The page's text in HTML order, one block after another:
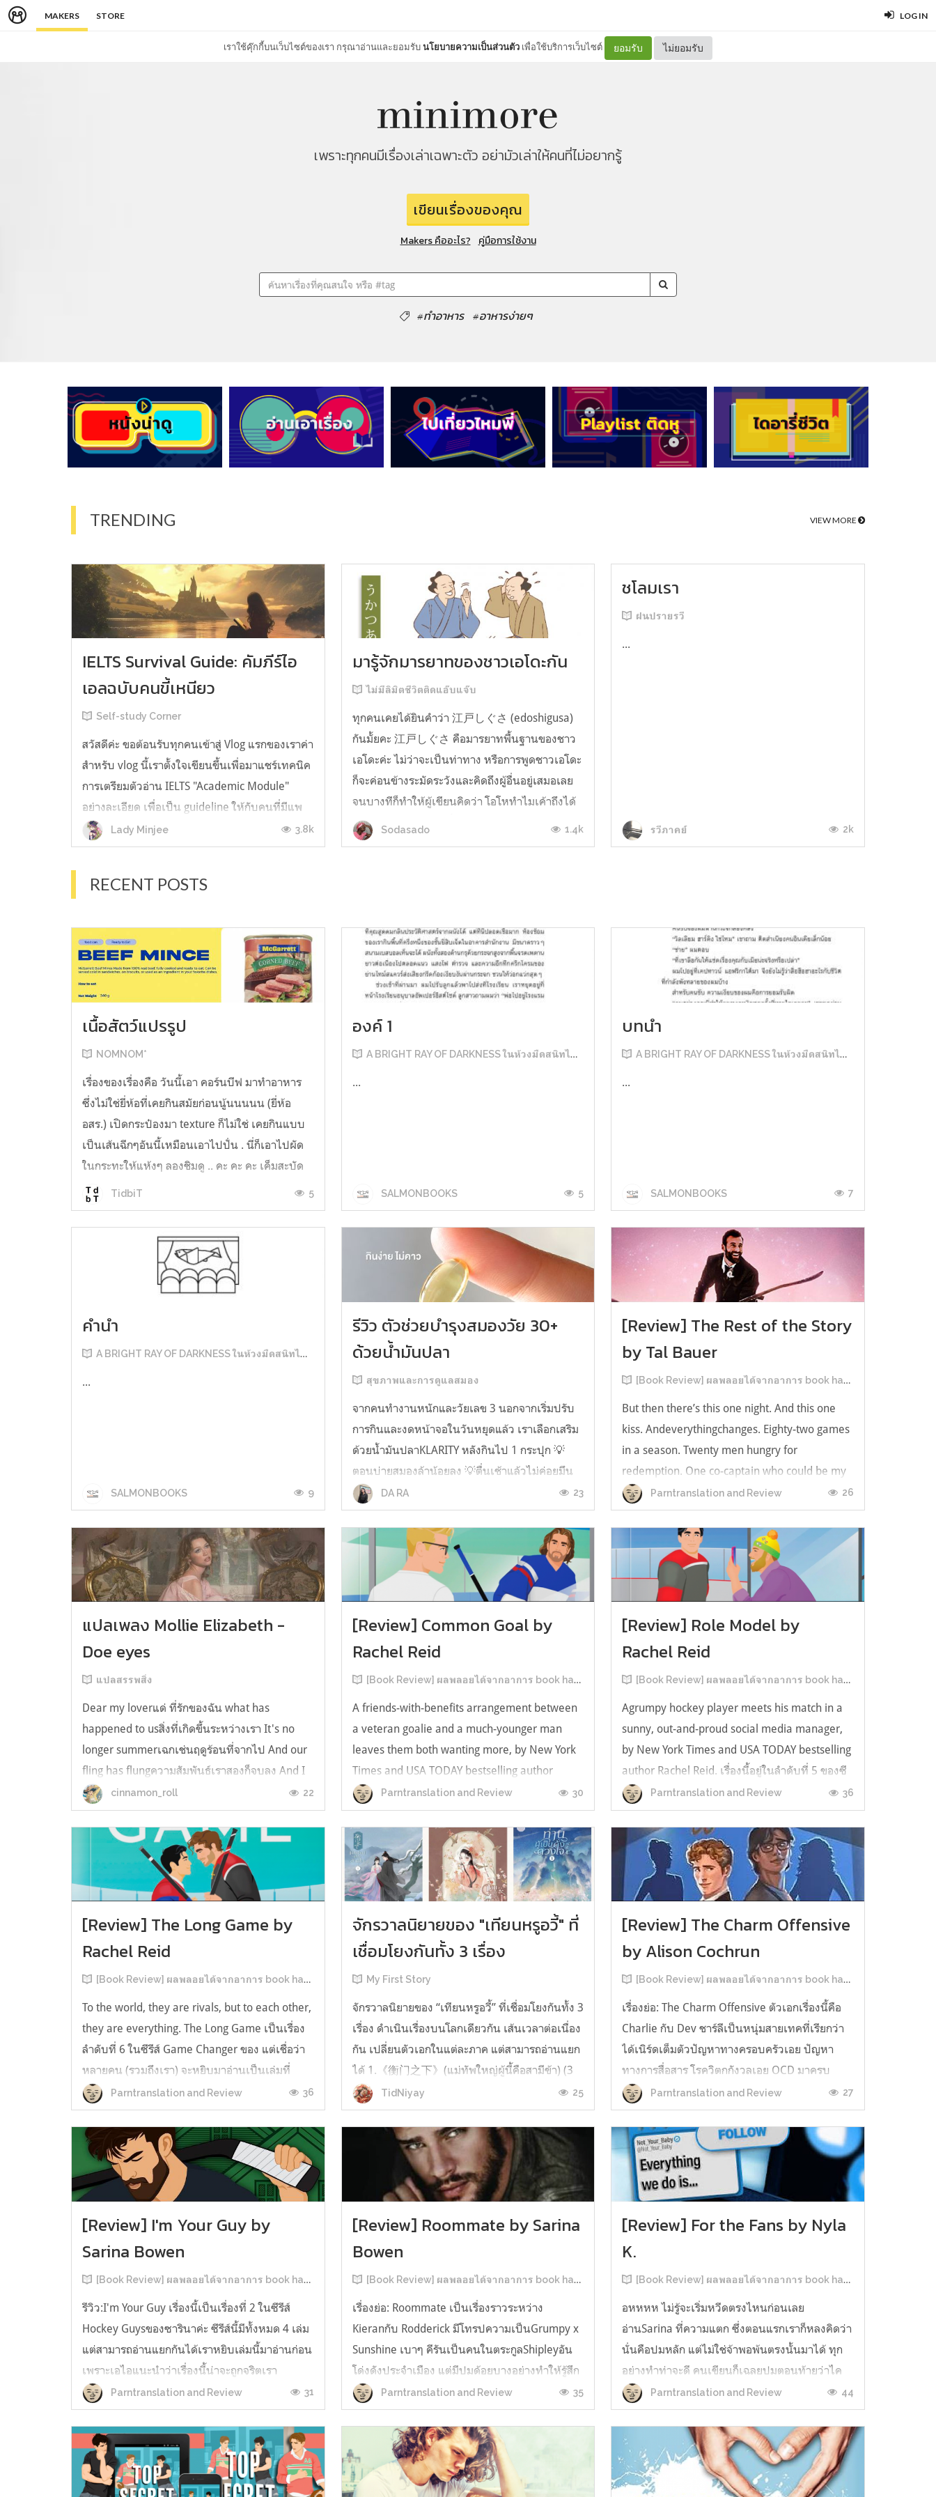
MAKERS STORE LOG IN
เราใช้คุ๊กกี้บนเว็บไซต์ของเรา กรุณาอ่านและยอมรับนโยบายความเป็นส่วนตัว เพื่อใช้บริการเว็บไซต์ ยอมรับ ไม่ยอมรับ
เพราะทุกคนมีเรื่องเล่าเฉพาะตัว อย่ามัวเล่าให้คนที่ไม่อยากรู้
เขียนเรื่องของคุณ
Makers คืออะไร? คู่มือการใช้งาน
#ทำอาหาร #อาหารง่ายๆ
TRENDING VIEW MORE
IELTS Survival Guide: คัมภีร์ไอ
เอลฉบับคนขี้เหนียว
Self-study Corner
สวัสดีค่ะ ขอต้อนรับทุกคนเข้าสู่ Vlog แรกของเราค่า
สำหรับ vlog นี้เราตั้งใจเขียนขึ้นเพื่อมาแชร์เทคนิค
การเตรียมตัวอ่าน IELTS "Academic Module"
อย่างละเอียด เพื่อเป็น guideline ให้กับคนที่มีแพ
ลนจะสอบแต่ไม่รู้ต้องเริ่มตรงไหน หรืออยากจะได้
ข้อมูลเพิ่มเติมมาเสริมความมั่นใจจากที่ตัวเองเรียน
Lady Minjee 3.8k
มารู้จักมารยาทของชาวเอโดะกัน
ไม่มีลิมิตชีวิตติดแอ๊บแจ๊บ
ทุกคนเคยได้ยินคำว่า 江戸しぐさ (edoshigusa)
กันมั้ยคะ 江戸しぐさ คือมารยาทพื้นฐานของชาว
เอโดะค่ะ ไม่ว่าจะเป็นท่าทาง หรือการพูดชาวเอโดะ
ก็จะค่อนข้างระมัดระวังและคิดถึงผู้อื่นอยู่เสมอเลย
จนบางทีก็ทำให้ผู้เขียนคิดว่า โอโหทำไมเค้าถึงได้
คิดถึงคนอื่นได้ขนาดนี้นะอยากรู้มั้ยคะว่าชาวเอโดะ
มารยาทดีขนาดไหน มาลองอ่านกันได้เ...
Sodasado 1.4k
ชโลมเรา
ฝนปรายรวี
...
รวีภาคย์ 2k
RECENT POSTS
เนื้อสัตว์แปรรูป
NOMNOM*
เรื่องของเรื่องคือ วันนี้เอา คอร์นบีฟ มาทำอาหาร
ซึ่งไม่ใช่ยี่ห้อที่เคยกินสมัยก่อนนู้นนนนน (ยี่ห้อ
อสร.) เปิดกระป๋องมา texture ก็ไม่ใช่ เคยกินแบบ
เป็นเส้นฉีกๆอันนี้เหมือนเอาไปปั่น . นี่ก็เอาไปผัด
ในกระทะให้แห้งๆ ลองชิมดู .. คะ คะ คะ เค็มสะบัด
O o" ... แบบใช้โควต้ากินโซเดียมทั้งสัปดาห์
ต้องหาผักนึ่ง ...
TidbiT 5
องค์ 1
A BRIGHT RAY OF DARKNESS ในห้วงมืดสนิทไม่มิดแสง
...
SALMONBOOKS 5
บทนำ
A BRIGHT RAY OF DARKNESS ในห้วงมืดสนิทไม่มิดแสง
...
SALMONBOOKS 7
คำนำ
A BRIGHT RAY OF DARKNESS ในห้วงมืดสนิทไม่มิดแสง
...
SALMONBOOKS 9
รีวิว ตัวช่วยบำรุงสมองวัย 30+
ด้วยน้ำมันปลา
สุขภาพและการดูแลสมอง
จากคนทำงานหนักและวัยเลข 3 นอกจากเริ่มปรับ
การกินและงดหน้าจอในวันหยุดแล้ว เราเลือกเสริม
ด้วยน้ำมันปลาKLARITY หลังกินไป 1 กระปุก 💡
ตอนบ่ายสมองล้าน้อยลง 💡ตื่นเช้าแล้วไม่ค่อยมึน
หัว 💡ไอเดียไม่ตัน ยิ่งทำงานสาย Content แนะนำ
ว่าควรมี ชอบตรงที่ไม่มีกลิ่นคาวเลย กินง่ายสุด
ตั้งแต่เคยกินน้ำมันปลามาเลย ใครที่เคยกิ...
DA RA 23
[Review] The Rest of the Story
by Tal Bauer
[Book Review] ผลพลอยได้จากอาการ book hangover หลังอ่านสารพัน MM Romance
But then there’s this one night. And this one
kiss. Andeverythingchanges. Eighty-two games
in a season. Twenty men hungry for
redemption. One co-captain who could be my
forever. This is the rest of the story. หลังอ่าน
แบบฟีลกู้ดติดๆ กันแล้ว เลยอยากได้ความแสบ
ทรวงในชีวิตบ้าง (หาเรื่อง!) เล่มนี้คู่หูเอ...
Parntranslation and Review 26
แปลเพลง Mollie Elizabeth -
Doe eyes
แปลสรรพสิ่ง
Dear my loverแด่ ที่รักของฉัน what has
happened to usสิ่งที่เกิดขึ้นระหว่างเรา It's no
longer summerเฉกเช่นฤดูร้อนที่จากไป And our
fling has flungความสัมพันธ์เราสองก็จบลง And I
still spin your recordsแต่ฉันยังเล่นเพลงโปรดของ
คุณบนแผ่นเสียงไวนิล And You still feel like
homeในใจฉัน ตัวตนคุณก็ยังอบอ...
cinnamon_roll 22
[Review] Common Goal by
Rachel Reid
[Book Review] ผลพลอยได้จากอาการ book hangover หลังอ่านสารพัน MM Romance
A friends-with-benefits arrangement between
a veteran goalie and a much-younger man
leaves them both wanting more, by New York
Times and USA TODAY bestselling author
Rachel Reid. เป็นเรื่องลำดับที่ 4ในซีรีส์ Game
Changer และเป็นเล่มที่ 4 ที่เราหยิบมาอ่าน ใน
ที่สุดลำดับเรื่องกับลำดับที่หยิบอ่านก็ตรงกั...
Parntranslation and Review 30
[Review] Role Model by
Rachel Reid
[Book Review] ผลพลอยได้จากอาการ book hangover หลังอ่านสารพัน MM Romance
Agrumpy hockey player meets his match in a
sunny, out-and-proud social media manager,
by New York Times and USA TODAY bestselling
author Rachel Reid. เรื่องนี้อยู่ในลำดับที่ 5 ของซี
รีส์ Game Changer แต่เป็นเรื่องที่ 3 ที่เราหยิบมา
อ่าน เพราะเห็นว่าเป็นเรื่องในไทม์ไลน์เดียวกันกับ
TheLong Game ประกอบกั...
Parntranslation and Review 36
[Review] The Long Game by
Rachel Reid
[Book Review] ผลพลอยได้จากอาการ book hangover หลังอ่านสารพัน MM Romance
To the world, they are rivals, but to each other,
they are everything. The Long Game เป็นเรื่อง
ลำดับที่ 6 ในซีรีส์ Game Changer ของ แต่เชื่อว่า
หลายคน (รวมถึงเรา) จะหยิบมาอ่านเป็นเล่มที่
2หลังจากอ่าน Heated Rivalry มา555 เรื่องย่อ:
The Long Game เล่ม Long Game นี่จะเป็น
ประมาณ2 ปีหลังจาก HR จะดำเนินเ...
Parntranslation and Review 36
จักรวาลนิยายของ "เทียนหรูอวี้" ที่
เชื่อมโยงกันทั้ง 3 เรื่อง
My First Story
จักรวาลนิยายของ “เทียนหรูอวี้” ที่เชื่อมโยงกันทั้ง 3
เรื่อง ดำเนินเรื่องบนโลกเดียวกัน เส้นเวลาต่อเนื่อง
กัน เปลี่ยนตัวเอกในแต่ละภาค แต่สามารถอ่านแยก
ได้ 1.《衡门之下》(แม่ทัพใหญ่ผู้นี้คือสามีข้า) (3
เล่มจบ) เป็นเรื่องที่เกิดก่อน เล่าเรื่องของ ฝูถิง กับ
หลี่ชีฉือ ที่ต้องแต่งงานกันก่อนจะใช้ชีวิตห่างไกล
TidNiyay 25
[Review] The Charm Offensive
by Alison Cochrun
[Book Review] ผลพลอยได้จากอาการ book hangover หลังอ่านสารพัน MM Romance
เรื่องย่อ: The Charm Offensive ตัวเอกเรื่องนี้คือ
Charlie กับ Dev ชาร์ลีเป็นหนุ่มสายเทคที่เรียกว่า
ได้เนิร์ดเต็มตัวปัญหาทางครอบครัวเอย ปัญหา
ทางการสื่อสาร โรควิตกกังวลเอย OCD มาครบ
เรียกได้ว่าครบองค์ประกอบความโอตะ เขาทั้งไม่
เชื่อในรักแท้ ไม่เคยมีความสัมพันธ์ในเชิงโรแมนติก
กับใคร หรืออาจเรียกว่าไม่เคยรู...
Parntranslation and Review 27
[Review] I'm Your Guy by
Sarina Bowen
[Book Review] ผลพลอยได้จากอาการ book hangover หลังอ่านสารพัน MM Romance
รีวิว:I'm Your Guy เรื่องนี้เป็นเรื่องที่ 2 ในซีรีส์
Hockey Guysของซารินาค่ะ ซีรีส์นี้มีทั้งหมด 4 เล่ม
แต่สามารถอ่านแยกกันได้เราหยิบเล่มนี้มาอ่านก่อน
เพราะเอไอแนะนำว่าเรื่องนี้น่าจะถูกจริตเรา
มากกว่า555 เรื่องนี้เป็นเรื่องราวของ TOMMASO
นักกีฬาฮอกกี้ NHL กับ Carter มัณฑนากรมือฉมัง
ทอมมาโซเพิ่งโดนเทร...
Parntranslation and Review 31
[Review] Roommate by Sarina
Bowen
[Book Review] ผลพลอยได้จากอาการ book hangover หลังอ่านสารพัน MM Romance
เรื่องย่อ: Roommate เป็นเรื่องราวระหว่าง
Kieranกับ Rodderick มีโทรปความเป็นGrumpy x
Sunshine เบาๆ คีรันเป็นคนในตระกูลShipleyอัน
โด่งดังประจำเมือง แต่มีปมด้อยบางอย่างทำให้รู้สึก
ว่าพ่อรักพี่ชายมากกว่าตัวเองเสมอ จึงดิ้นรนอยาก
ออกมาอยู่คนเดียวเพื่อให้หลุดจากอิทธิพลของที่
บ้าน และไล่ตามความฝันการเป็นกราฟฟิ...
Parntranslation and Review 35
[Review] For the Fans by Nyla
K.
[Book Review] ผลพลอยได้จากอาการ book hangover หลังอ่านสารพัน MM Romance
อหหหห ไม่รู้จะเริ่มหวีดตรงไหนก่อนเลย
อ่านSarina ที่ความแตก ซึ่งตอนแรกเราก็หลงคิดว่า
นั่นคือปมหลัก แต่ไม่ใช่จ้าพอพ้นตรงนั้นมาได้ ทุก
อย่างทำท่าจะดี คนเขียนก็เฉลยปมตอนท้ายว่าไค
รันเคยเจออะไรมาในอดีตเท่านั้นแหละ คดีพลิกใน
ทันใด!!! ตรงนี้เป็นNarrative Escalation ที่ชอบ
มาก ทำให้รู้สึกเหมือนคนเขียนวางแผนไว้ตั...
Parntranslation and Review 44